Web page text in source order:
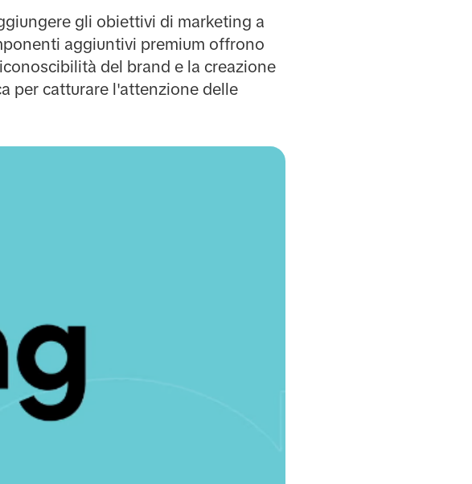
gli obiettivi di marketing a
aggiuntivi premium offrono
del brand e la creazione
per catturare l'attenzione delle